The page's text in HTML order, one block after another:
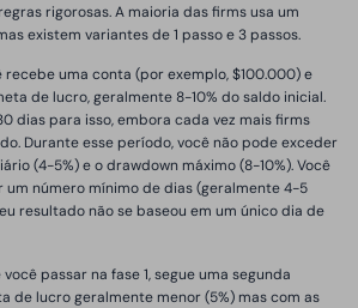
rigorosas. A maioria das firms usa um
existem variantes de 1 passo e 3 passos.
recebe uma conta (por exemplo, $100.000) e
de lucro, geralmente 8-10% do saldo inicial.
dias para isso, embora cada vez mais firms
Durante esse período, você não pode exceder
(4-5%) e o drawdown máximo (8-10%). Você
número mínimo de dias (geralmente 4-5
resultado não se baseou em um único dia de
passar na fase 1, segue uma segunda
de lucro geralmente menor (5%) mas com as